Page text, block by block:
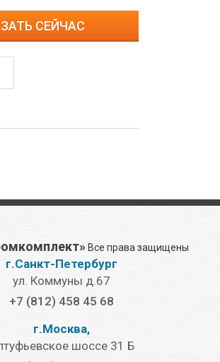
СЕЙЧАС
Все права защищены
г.Санкт-Петербург
ул. Коммуны д.67
+7 (812) 458 45 68
г.Москва,
шоссе 31 Б